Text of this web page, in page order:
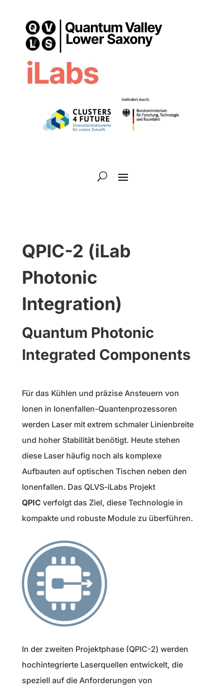
QPIC-2 (iLab
Photonic
Integration)
Quantum Photonic
Integrated Components
Für das Kühlen und präzise Ansteuern von
Ionen in Ionenfallen-Quantenprozessoren
werden Laser mit extrem schmaler Linienbreite
und hoher Stabilität benötigt. Heute stehen
diese Laser häufig noch als komplexe
Aufbauten auf optischen Tischen neben den
Ionenfallen. Das QLVS-iLabs Projekt
QPIC verfolgt das Ziel, diese Technologie in
kompakte und robuste Module zu überführen.
In der zweiten Projektphase (QPIC-2) werden
hochintegrierte Laserquellen entwickelt, die
speziell auf die Anforderungen von